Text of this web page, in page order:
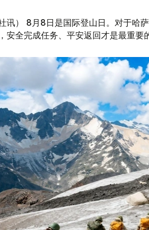
讯） 8月8日是国际登山日。对于哈
安全完成任务、平安返回才是最重要